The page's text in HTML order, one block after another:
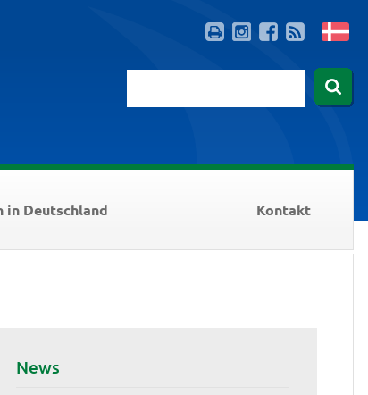
in Deutschland Kontakt
News